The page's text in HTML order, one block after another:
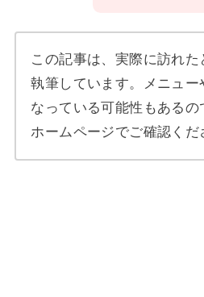
この記事は、実際に訪れ
執筆しています。メニュ
なっている可能性もある
ホームページでご確認くだ